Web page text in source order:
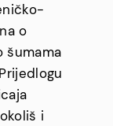
o
šumama
i